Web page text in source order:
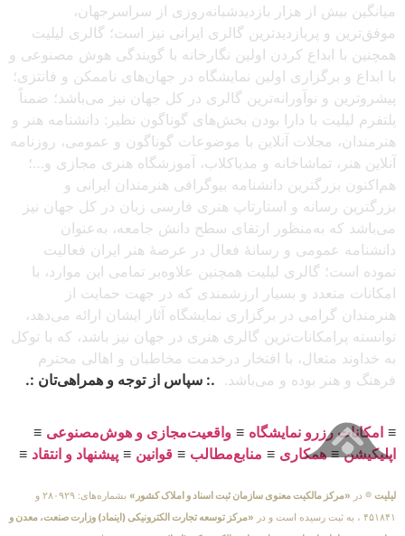
میانگین بیش از هزار بازدیدشبانه‌روزی از سراسرجهان،
موفق‌ترین و پربازدیدترین گالری ایرانی نیز است؛ گالری لیلیت
همچنین با ابداع کردن اولین نگارخانه با گویندگی هوش مصنوعی و
با ابداع و برگزاری اولین نمایشگاه در جهان‌های ناممکن و فانتزی؛
پیشروترین و نوآورانه‌ترین گالری در کل جهان نیز می‌باشد؛ ضمناً
پلتفرم لیلیت با دارا بودن بخش‌های گوناگون نظیر: دانشنامه هنر و
هنرمندان، مجلات آنلاین با موضوعات گوناگون و عمومی، روزنامه
آنلاین هنر، تماشاخانه و مدیاکلاب، آموزشگاه هنری مجازی و…؛
هم‌اکنون بزرگترین دانشنامه بیوگرافی هنرمندان ایرانی و
بزرگترین رسانه و استارتاپ هنری فارسی زبان در کل جهان نیز
می‌باشد که به‌منظور ارتقای سطح دانش جامعه، به‌عنوان
دانشنامه عمومی و رسانهٔ فعال در عرصهٔ هنر ایران فعالیت
نموده است؛ گالری لیلیت همچنین علاوه‌بر تمامی این موارد، با
امکانات متعدد و بسیار ارزشمندی که در جهت حمایت از
هنرمندان گرامی در برگزاری نمایشگاه آثار ایشان ارائه می‌دهد،
توانسته پرامکانات‌ترین گالری هنری در جهان نیز باشد، که با توکل
به خداوند متعال، با افتخار درخدمت مخاطبان و اهالی محترم
فرهنگ و هنر بوده و می‌باشد. .: سپاس از توجه و همراهی‌تان :.
≡ امکانات رزرو نمایشگاه ≡ واقعیت‌مجازی و هوش‌مصنوعی ≡
اپلیکیشن≡همکاری ≡ منابع‌مطالب ≡ قوانین ≡ پیشنهاد و انتقاد ≡
لیلیت ® در «مرکز مالکیت معنوی سازمان ثبت اسناد و املاک کشور»
بشماره‌های: ۲۸۰۹۲۹ و
۴۵۱۸۴۱ ، به ثبت رسیده است و در
«مرکز توسعه تجارت الکترونیکی (اینماد) وزارت صنعت، معدن و